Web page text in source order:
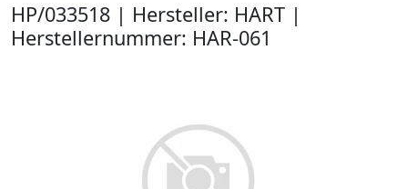
HP/033518 | Hersteller: HART |
Herstellernummer: HAR-061